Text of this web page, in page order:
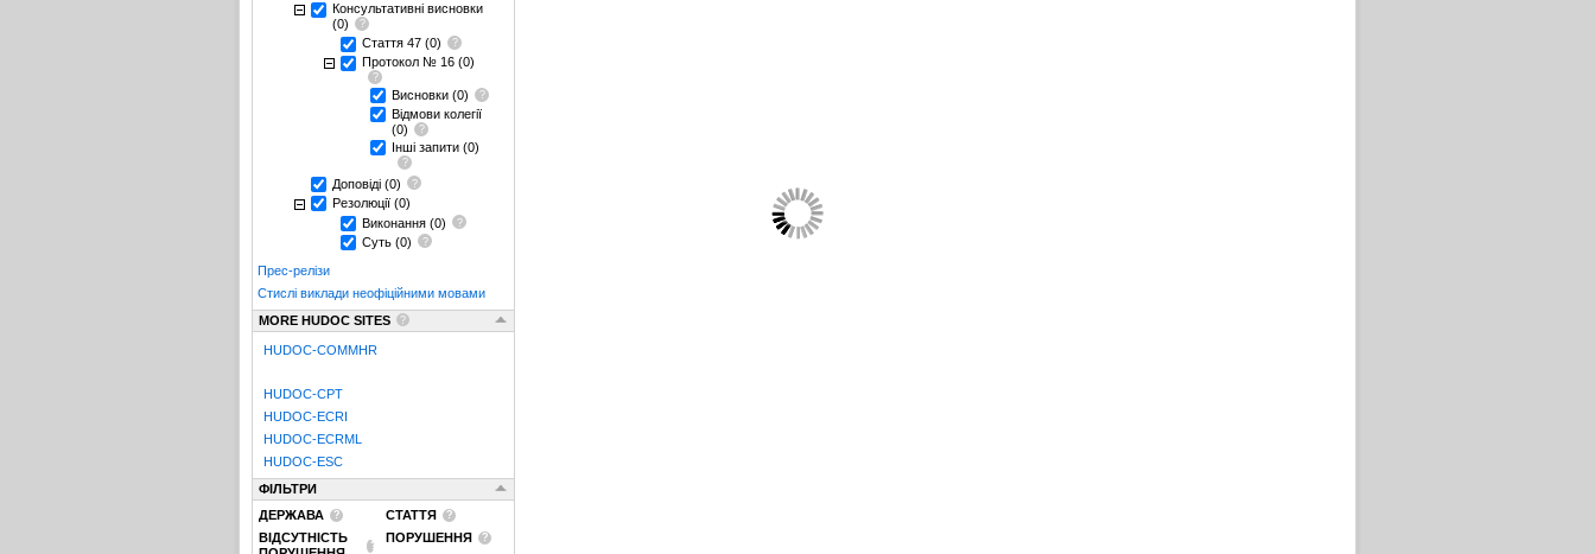
Консультативні висновки
(0)
Стаття 47 (0)
Протокол № 16 (0)
Висновки (0)
Відмови колегії
(0)
Інші запити (0)
Доповіді (0)
Резолюції (0)
Виконання (0)
Суть (0)
Прес-релізи
Стислі виклади неофіційними мовами
MORE HUDOC SITES
HUDOC-COMMHR
HUDOC-CPT
HUDOC-ECRI
HUDOC-ECRML
HUDOC-ESC
ФІЛЬТРИ
ДЕРЖАВА
СТАТТЯ
ВІДСУТНІСТЬ
ПОРУШЕННЯ